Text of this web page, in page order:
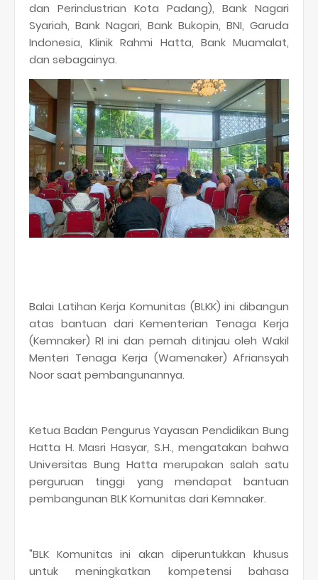
dan Perindustrian Kota Padang), Bank Nagari
Syariah, Bank Nagari, Bank Bukopin, BNI, Garuda
Indonesia, Klinik Rahmi Hatta, Bank Muamalat,
dan sebagainya.
Balai Latihan Kerja Komunitas (BLKK) ini dibangun
atas bantuan dari Kementerian Tenaga Kerja
(Kemnaker) RI ini dan pernah ditinjau oleh Wakil
Menteri Tenaga Kerja (Wamenaker) Afriansyah
Noor saat pembangunannya.
Ketua Badan Pengurus Yayasan Pendidikan Bung
Hatta H. Masri Hasyar, S.H., mengatakan bahwa
Universitas Bung Hatta merupakan salah satu
perguruan tinggi yang mendapat bantuan
pembangunan BLK Komunitas dari Kemnaker.
"BLK Komunitas ini akan diperuntukkan khusus
untuk meningkatkan kompetensi bahasa